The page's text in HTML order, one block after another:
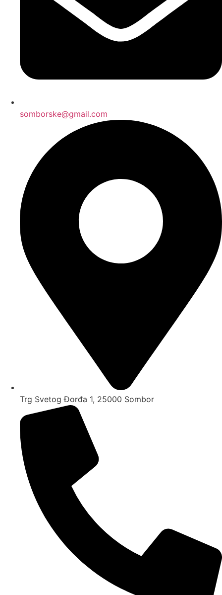
somborske@gmail.com
Trg Svetog Đorđa 1, 25000 Sombor